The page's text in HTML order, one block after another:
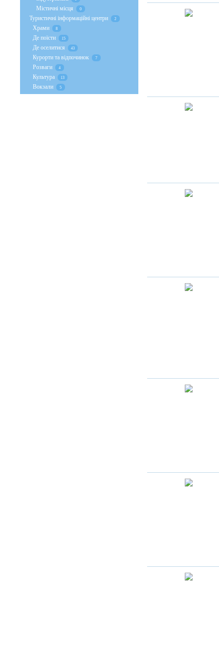
Містичні місця 0
Туристичні інформаційні центри 2
Храми 8
Де поїсти 15
Де оселитися 43
Курорти та відпочинок 7
Розваги 4
Культура 13
Вокзали 5